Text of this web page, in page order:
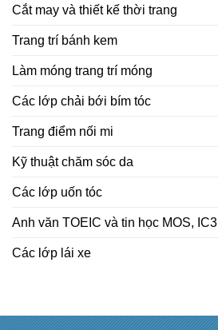
Cắt may và thiết kế thời trang
Trang trí bánh kem
Làm móng trang trí móng
Các lớp chải bới bím tóc
Trang điểm nối mi
Kỹ thuật chăm sóc da
Các lớp uốn tóc
Anh văn TOEIC và tin học MOS, IC3
Các lớp lái xe